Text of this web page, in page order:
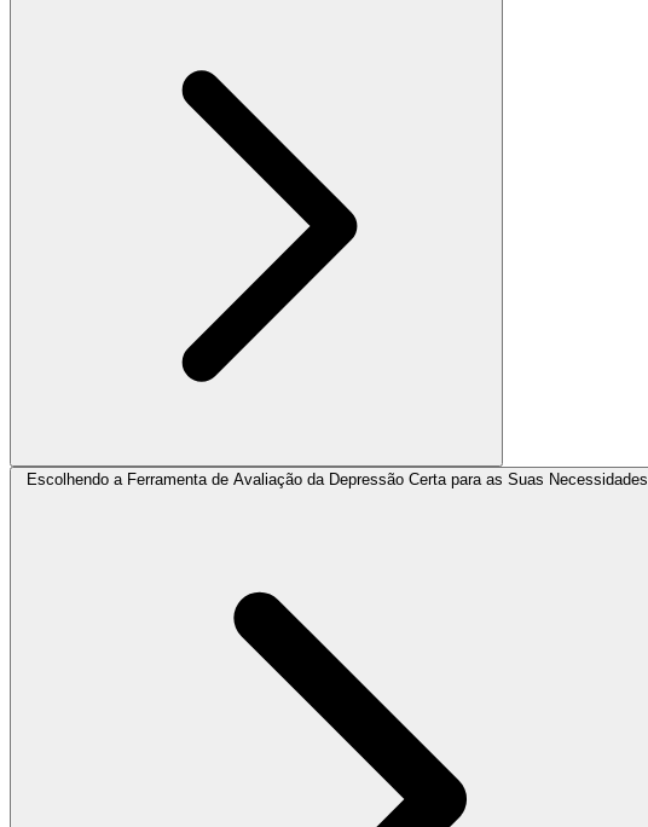
Escolhendo a Ferramenta de Avaliação da Depressão Certa para as Suas Necessidades